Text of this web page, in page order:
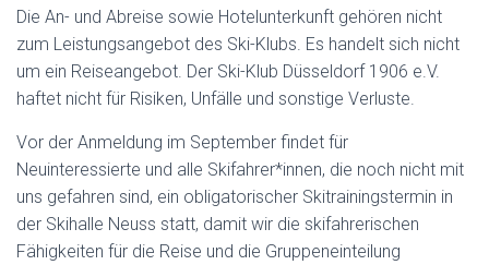
Die An- und Abreise sowie Hotelunterkunft gehören nicht
zum Leistungsangebot des Ski-Klubs. Es handelt sich nicht
um ein Reiseangebot. Der Ski-Klub Düsseldorf 1906 e.V.
haftet nicht für Risiken, Unfälle und sonstige Verluste.
Vor der Anmeldung im September findet für
Neuinteressierte und alle Skifahrer*innen, die noch nicht mit
uns gefahren sind, ein obligatorischer Skitrainingstermin in
der Skihalle Neuss statt, damit wir die skifahrerischen
Fähigkeiten für die Reise und die Gruppeneinteilung